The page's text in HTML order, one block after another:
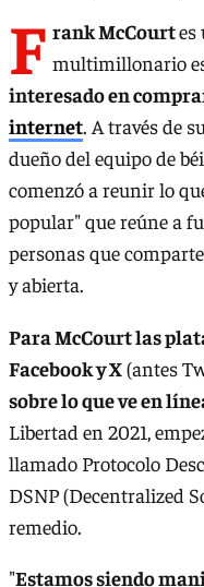
F rank McCourtes
multimillonario
interesado en
internet. A través de
dueño del equipo de
comenzó a reunir lo
popular" que reúne a
personas que
y abierta.
Para McCourt las
Facebook y X(antes
sobre lo que ve en
Libertad en 2021,
llamado Protocolo
DSNP (Decentralized
remedio.
"Estamos siendo